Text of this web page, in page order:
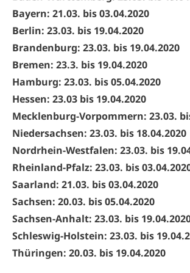
Bayern: 21.03. bis 03.04.2020
Berlin: 23.03. bis 19.04.2020
Brandenburg: 23.03. bis 19.04.2020
Bremen: 23.3. bis 19.04.2020
Hamburg: 23.03. bis 05.04.2020
Hessen: 23.03 bis 19.04.2020
Mecklenburg-Vorpommern: 23.03.
Niedersachsen: 23.03. bis 18.04.2020
Nordrhein-Westfalen: 23.03. bis
Rheinland-Pfalz: 23.03. bis
Saarland: 21.03. bis 03.04.2020
Sachsen: 20.03. bis 05.04.2020
Sachsen-Anhalt: 23.03. bis
Schleswig-Holstein: 23.03. bis
Thüringen: 20.03. bis 19.04.2020